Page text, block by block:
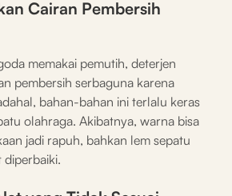
Cairan Pembersih
memakai pemutih, deterjen
pembersih serbaguna karena
bahan-bahan ini terlalu keras
olahraga. Akibatnya, warna bisa
jadi rapuh, bahkan lem sepatu
diperbaiki.